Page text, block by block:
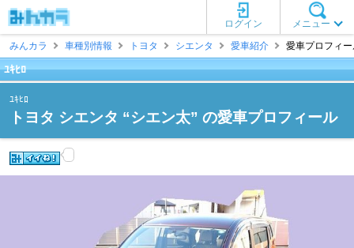
メニュー
ログイン
みんカラ
車種別情報 トヨタ シエンタ 愛車紹介 愛車プロフィー
ﾕｷﾋﾛ
ﾕｷﾋﾛ
トヨタ シエンタ “シエン太” の愛車プロフィール